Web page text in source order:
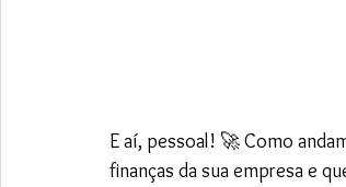
E aí, pessoal! 🚀 Como
finanças da sua empresa e